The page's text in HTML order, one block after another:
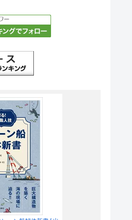
2,200トン吊りクレーン搭
載「四航永盛」引渡
住友電工がSSEN
TransmissionとHVDCケー
ブルプロジェクトのフレー